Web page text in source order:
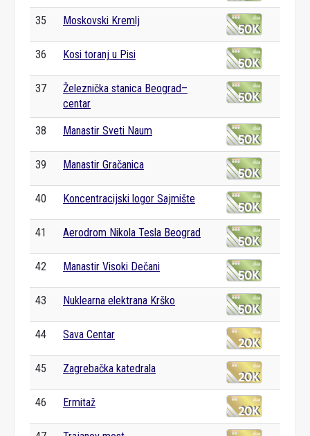
35 Moskovski Kremlj
36 Kosi toranj u Pisi
37
Železnička stanica Beograd–
centar
38 Manastir Sveti Naum
39 Manastir Gračanica
40 Koncentracijski logor Sajmište
41 Aerodrom Nikola Tesla Beograd
42 Manastir Visoki Dečani
43 Nuklearna elektrana Krško
44 Sava Centar
45 Zagrebačka katedrala
46 Ermitaž